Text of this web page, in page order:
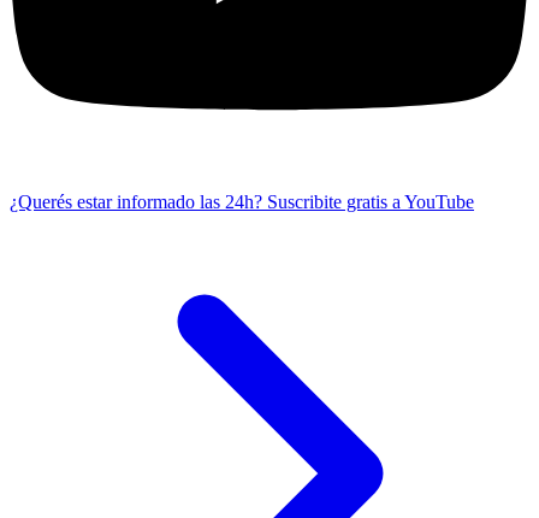
¿Querés estar informado las 24h? Suscribite gratis a YouTube